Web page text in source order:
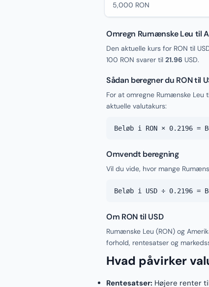
5,000 RON
Omregn Rumænske Leu til
Den aktuelle kurs for RON til
100 RON svarer til 21.96 USD.
Sådan beregner du RON til
For at omregne Rumænske Leu
aktuelle valutakurs:
Beløb i RON × 0.2196 =
Omvendt beregning
Vil du vide, hvor mange
Beløb i USD ÷ 0.2196 =
Om RON til USD
Rumænske Leu (RON) og
forhold, rentesatser og
Hvad påvirker
Rentesatser: Højere renter